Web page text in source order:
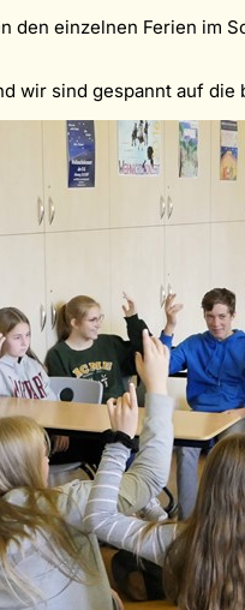
den einzelnen Ferien im
wir sind gespannt auf